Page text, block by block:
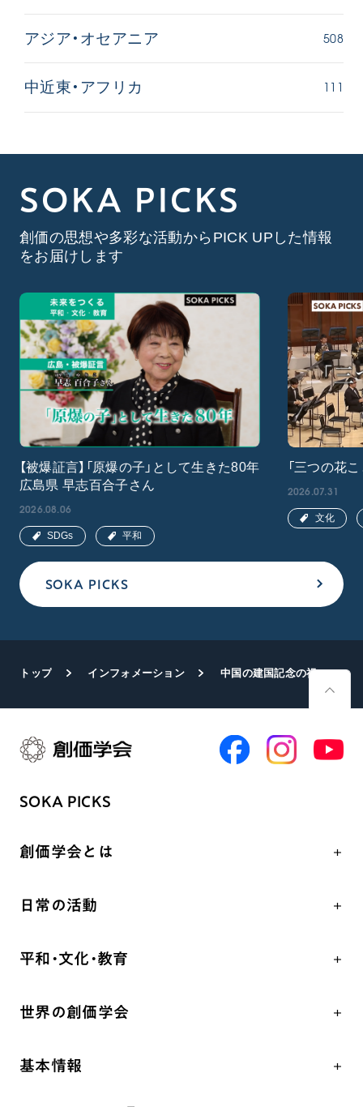
アジア・オセアニア 508
中近東・アフリカ 111
SOKA PICKS
創価の思想や多彩な活動からPICK UPした情報
をお届けします
SOKA PICKS
【被爆証言】「原爆の子」として生きた80年
広島県 早志百合子さん
2026.08.06
SDGs 平和
「三つの花
2026.07.31
文化
トップ インフォメーション 中国の建国記念の祝賀会 原田会長ら学会代表が出席
SOKA PICKS
創価学会とは
祈り
聖典
釈尊～法華経
日常の活動
座談会
仏法を語る
平和・文化・教育
「人権文化」「ジェンダー平等」を促進
世界の創価学会
基本情報